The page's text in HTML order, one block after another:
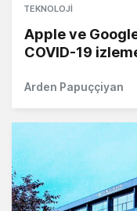
TEKNOLOJI
Apple ve
COVID-19
Arden Papuççiyan